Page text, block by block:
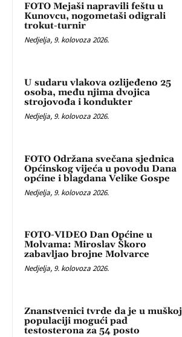
FOTO Mejaši napravili feštu u
Kunovcu, nogometaši odigrali
trokut-turnir
Nedjelja, 9. kolovoza 2026.
U sudaru vlakova ozlijeđeno 25
osoba, među njima dvojica
strojovođa i kondukter
Nedjelja, 9. kolovoza 2026.
FOTO Održana svečana sjednica
Općinskog vijeća u povodu Dana
općine i blagdana Velike Gospe
Nedjelja, 9. kolovoza 2026.
FOTO-VIDEO Dan Općine u
Molvama: Miroslav Škoro
zabavljao brojne Molvarce
Nedjelja, 9. kolovoza 2026.
Znanstvenici tvrde da je u muškoj
populaciji mogući pad
testosterona za 54 posto